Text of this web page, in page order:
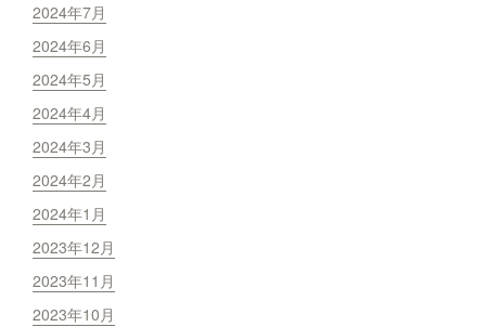
2024年7月
2024年6月
2024年5月
2024年4月
2024年3月
2024年2月
2024年1月
2023年12月
2023年11月
2023年10月